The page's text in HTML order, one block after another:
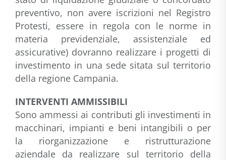
preventivo, non avere iscrizioni nel Registro
Protesti, essere in regola con le norme in
materia previdenziale, assistenziale ed
assicurative) dovranno realizzare i progetti di
investimento in una sede sitata sul territorio
della regione Campania.
INTERVENTI AMMISSIBILI
Sono ammessi ai contributi gli investimenti in
macchinari, impianti e beni intangibili o per
la riorganizzazione e ristrutturazione
aziendale da realizzare sul territorio della